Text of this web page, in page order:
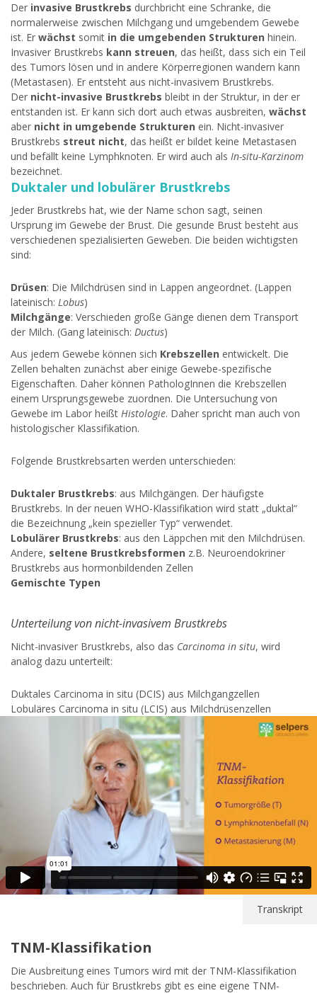
Der invasive Brustkrebs durchbricht eine Schranke, die
normalerweise zwischen Milchgang und umgebendem Gewebe
ist. Er wächst somit in die umgebenden Strukturen hinein.
Invasiver Brustkrebs kann streuen, das heißt, dass sich ein Teil
des Tumors lösen und in andere Körperregionen wandern kann
(Metastasen). Er entsteht aus nicht-invasivem Brustkrebs.
Der nicht-invasive Brustkrebs bleibt in der Struktur, in der er
entstanden ist. Er kann sich dort auch etwas ausbreiten, wächst
aber nicht in umgebende Strukturen ein. Nicht-invasiver
Brustkrebs streut nicht, das heißt er bildet keine Metastasen
und befällt keine Lymphknoten. Er wird auch als In-situ-Karzinom
bezeichnet.
Duktaler und lobulärer Brustkrebs
Jeder Brustkrebs hat, wie der Name schon sagt, seinen
Ursprung im Gewebe der Brust. Die gesunde Brust besteht aus
verschiedenen spezialisierten Geweben. Die beiden wichtigsten
sind:
Drüsen: Die Milchdrüsen sind in Lappen angeordnet. (Lappen
lateinisch: Lobus)
Milchgänge: Verschieden große Gänge dienen dem Transport
der Milch. (Gang lateinisch: Ductus)
Aus jedem Gewebe können sich Krebszellen entwickelt. Die
Zellen behalten zunächst aber einige Gewebe-spezifische
Eigenschaften. Daher können PathologInnen die Krebszellen
einem Ursprungsgewebe zuordnen. Die Untersuchung von
Gewebe im Labor heißt Histologie. Daher spricht man auch von
histologischer Klassifikation.
Folgende Brustkrebsarten werden unterschieden:
Duktaler Brustkrebs: aus Milchgängen. Der häufigste
Brustkrebs. In der neuen WHO-Klassifikation wird statt „duktal“
die Bezeichnung „kein spezieller Typ“ verwendet.
Lobulärer Brustkrebs: aus den Läppchen mit den Milchdrüsen.
Andere, seltene Brustkrebsformen z.B. Neuroendokriner
Brustkrebs aus hormonbildenden Zellen
Gemischte Typen
Unterteilung von nicht-invasivem Brustkrebs
Nicht-invasiver Brustkrebs, also das Carcinoma in situ, wird
analog dazu unterteilt:
Duktales Carcinoma in situ (DCIS) aus Milchgangzellen
Lobuläres Carcinoma in situ (LCIS) aus Milchdrüsenzellen
Transkript
TNM-Klassifikation
Die Ausbreitung eines Tumors wird mit der TNM-Klassifikation
beschrieben. Auch für Brustkrebs gibt es eine eigene TNM-